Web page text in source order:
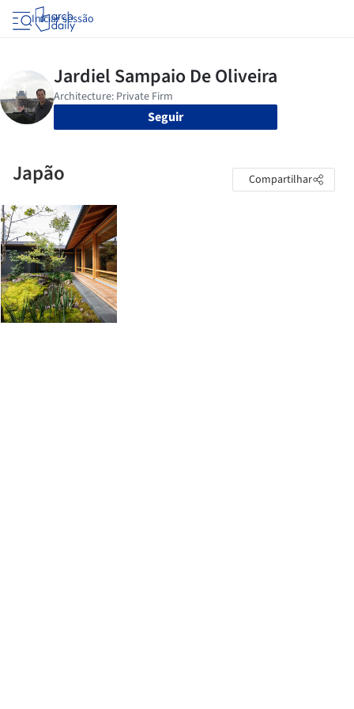
Iniciar sessão
Seguir
Japão Compartilhar